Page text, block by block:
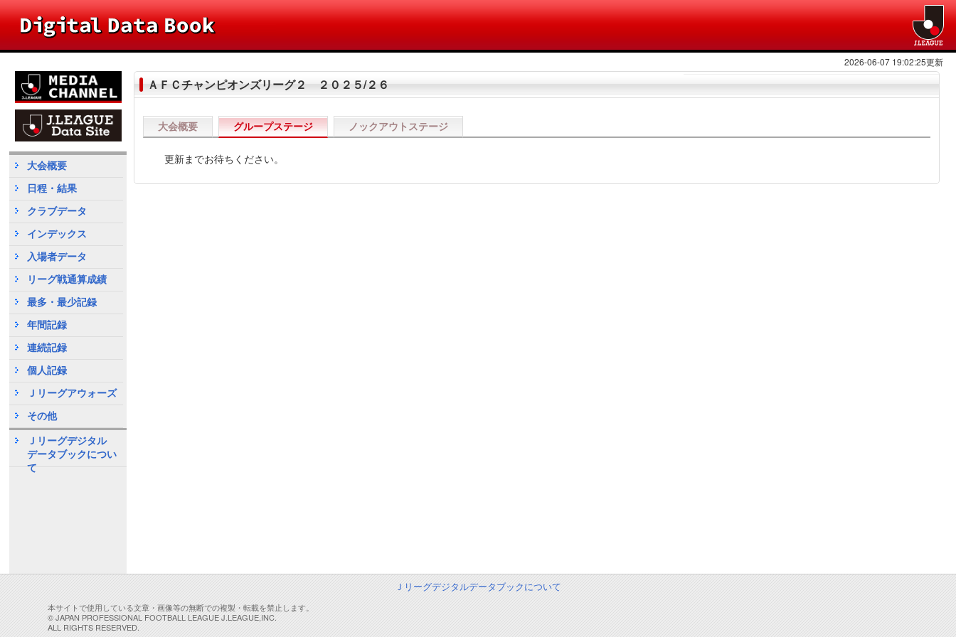
2026-06-07 19:02:25更新
大会概要
日程・結果
クラブデータ
インデックス
入場者データ
リーグ戦通算成績
最多・最少記録
年間記録
連続記録
個人記録
Ｊリーグアウォーズ
その他
Ｊリーグデジタル
データブックについ
て
ＡＦＣチャンピオンズリーグ２ ２０２５/２６
大会概要 グループステージ ノックアウトステージ
更新までお待ちください。
Ｊリーグデジタルデータブックについて
本サイトで使用している文章・画像等の無断での複製・転載を禁止します。
© JAPAN PROFESSIONAL FOOTBALL LEAGUE J.LEAGUE,INC.
ALL RIGHTS RESERVED.